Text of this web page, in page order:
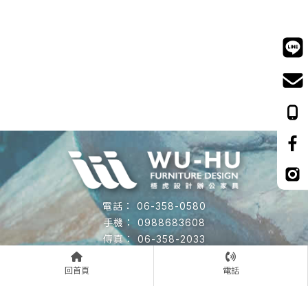
回首頁 電話
06-358-0580
0988683608
06-358-2033
wuhu19940910@gmail.com
台南市安南區永續十街70號